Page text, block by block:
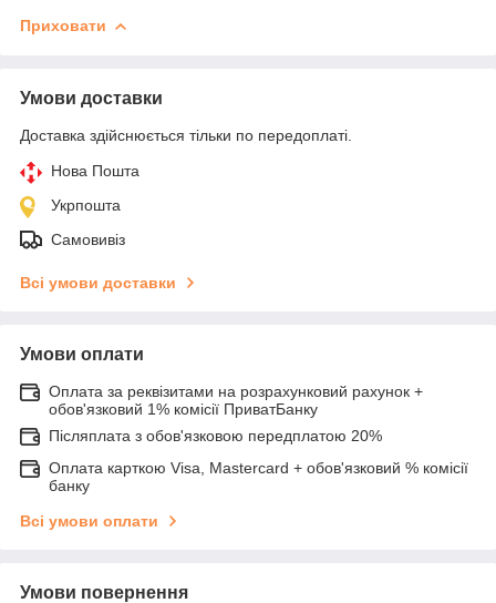
Приховати
Умови доставки
Доставка здійснюється тільки по передоплаті.
Нова Пошта
Укрпошта
Самовивіз
Всі умови доставки
Умови оплати
Оплата за реквізитами на розрахунковий рахунок +
обов'язковий 1% комісії ПриватБанку
Післяплата з обов'язковою передплатою 20%
Оплата карткою Visa, Mastercard + обов'язковий % комісії
банку
Всі умови оплати
Умови повернення